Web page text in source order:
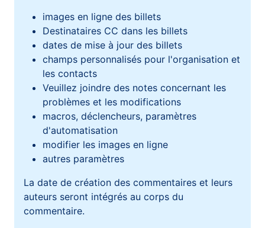
images en ligne des billets
Destinataires CC dans les billets
dates de mise à jour des billets
champs personnalisés pour l'organisation et
les contacts
Veuillez joindre des notes concernant les
problèmes et les modifications
macros, déclencheurs, paramètres
d'automatisation
modifier les images en ligne
autres paramètres
La date de création des commentaires et leurs
auteurs seront intégrés au corps du
commentaire.